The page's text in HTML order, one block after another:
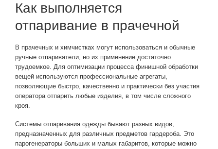
Как выполняется
отпаривание в прачечной
В прачечных и химчистках могут использоваться и обычные
ручные отпариватели, но их применение достаточно
трудоемкое. Для оптимизации процесса финишной обработки
вещей используются профессиональные агрегаты,
позволяющие быстро, качественно и практически без участия
оператора отпарить любые изделия, в том числе сложного
кроя.
Системы отпаривания одежды бывают разных видов,
предназначенных для различных предметов гардероба. Это
парогенераторы больших и малых габаритов, которые можно